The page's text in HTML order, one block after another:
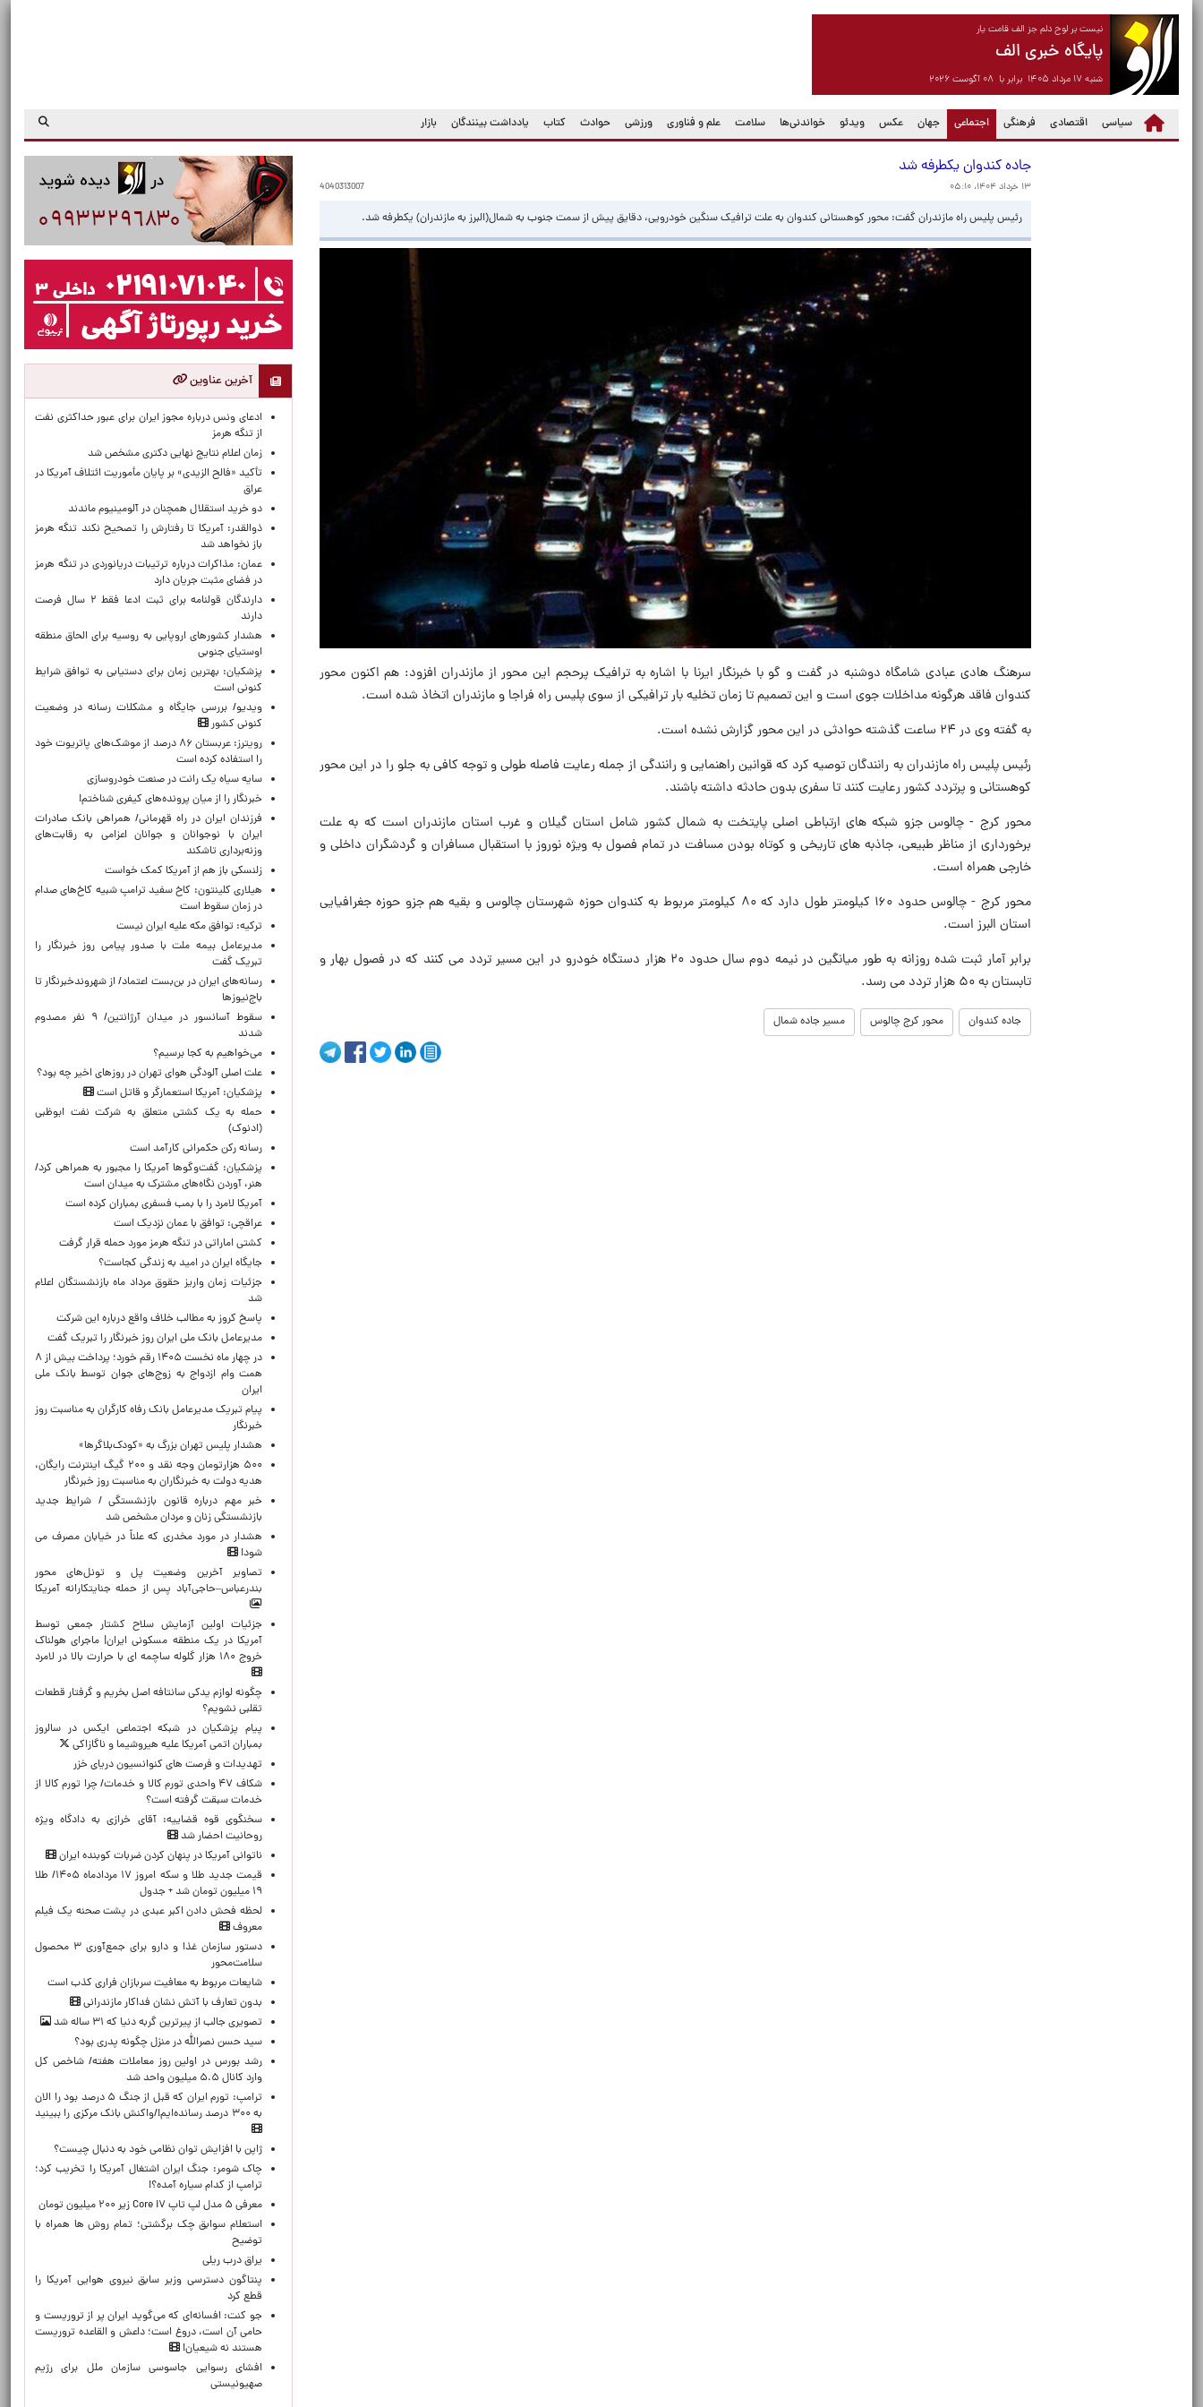
نیست بر لوح دلم جز الف قامت یار
پایگاه خبری الف
شنبه ۱۷ مرداد ۱۴۰۵ برابر با ۰۸ آگوست ۲۰۲۶
سیاسی اقتصادی فرهنگی اجتماعی
(current) جهان عکس ویدئو خواندنی‌ها سلامت علم و فناوری ورزشی حوادث کتاب یادداشت بینندگان بازار
جاده کندوان یکطرفه شد
۱۳ خرداد ۱۴۰۴، ۰۵:۱۰ 4040313007
رئیس پلیس راه مازندران گفت: محور کوهستانی کندوان به علت ترافیک سنگین خودرویی، دقایق پیش از سمت جنوب به شمال(البرز به مازندران) یکطرفه شد.
سرهنگ هادی عبادی شامگاه دوشنبه در گفت‌ و گو با خبرنگار ایرنا با اشاره به ترافیک پرحجم این محور از مازندران افزود: هم اکنون محور
کندوان فاقد هرگونه مداخلات جوی است و این تصمیم تا زمان تخلیه بار ترافیکی از سوی پلیس راه فراجا و مازندران اتخاذ شده است.
به گفته وی در ۲۴ ساعت گذشته حوادثی در این محور گزارش نشده است.
رئیس پلیس راه مازندران به رانندگان توصیه کرد که قوانین راهنمایی و رانندگی از جمله رعایت فاصله طولی و توجه کافی به جلو را در این محور
کوهستانی و پرتردد کشور رعایت کنند تا سفری بدون حادثه داشته باشند.
محور کرج - چالوس جزو شبکه های ارتباطی اصلی پایتخت به شمال کشور شامل استان گیلان و غرب استان مازندران است که به علت
برخورداری از مناظر طبیعی، جاذبه های تاریخی و کوتاه بودن مسافت در تمام فصول به ویژه نوروز با استقبال مسافران و گردشگران داخلی و
خارجی همراه است.
محور کرج - چالوس حدود ۱۶۰ کیلومتر طول دارد که ۸۰ کیلومتر مربوط به کندوان حوزه شهرستان چالوس و بقیه هم جزو حوزه جغرافیایی
استان البرز است.
برابر آمار ثبت شده روزانه به طور میانگین در نیمه دوم سال حدود ۲۰ هزار دستگاه خودرو در این مسیر تردد می کنند که در فصول بهار و
تابستان به ۵۰ هزار تردد می رسد.
جاده کندوان محور کرج چالوس مسیر جاده شمال
آخرین عناوین
ادعای ونس درباره مجوز ایران برای عبور حداکثری نفت
از تنگه هرمز
زمان اعلام نتایج نهایی دکتری مشخص شد
تأکید «فالح الزیدی» بر پایان مأموریت ائتلاف آمریکا در
عراق
دو خرید استقلال همچنان در آلومینیوم ماندند
ذوالقدر: آمریکا تا رفتارش را تصحیح نکند تنگه هرمز
باز نخواهد شد
عمان: مذاکرات درباره ترتیبات دریانوردی در تنگه هرمز
در فضای مثبت جریان دارد
دارندگان قولنامه برای ثبت ادعا فقط ۲ سال فرصت
دارند
هشدار کشورهای اروپایی به روسیه برای الحاق منطقه
اوستیای جنوبی
پزشکیان‌: بهترین زمان برای دستیابی به توافق شرایط
کنونی است
ویدیو/ بررسی جایگاه و مشکلات رسانه در وضعیت
کنونی کشور
رویترز: عربستان ۸۶ درصد از موشک‌های پاتریوت خود
را استفاده کرده است
سایه سیاه یک رانت در صنعت خودروسازی
خبرنگار را از میان پرونده‌های کیفری شناختم!
​فرزندان ایران در راه قهرمانی/ همراهی بانک صادرات
ایران با نوجوانان و جوانان اعزامی به رقابت‌های
وزنه‌برداری تاشکند
زلنسکی باز هم از آمریکا کمک خواست
هیلاری کلینتون: کاخ سفید ترامپ شبیه کاخ‌های صدام
در زمان سقوط است
ترکیه: توافق مکه علیه ایران نیست
مدیرعامل بیمه ملت با صدور پیامی روز خبرنگار را
تبریک گفت
رسانه‌های ایران در بن‌بست اعتماد/ از شهروندخبرنگار تا
باج‌نیوزها
سقوط آسانسور در میدان آرژانتین/ ۹ نفر مصدوم
شدند
می‌خواهیم به کجا برسیم؟
علت اصلی آلودگی هوای تهران در روزهای اخیر چه بود؟
پزشکیان: آمریکا استعمارگر و قاتل است
حمله به یک کشتی متعلق به شرکت نفت ابوظبی
(ادنوک)
رسانه رکن حکمرانی کارآمد است
پزشکیان: گفت‌وگوها آمریکا را مجبور به همراهی کرد/
هنر، آوردن نگاه‌های مشترک به میدان است
آمریکا لامرد را با بمب فسفری بمباران کرده است
عراقچی: توافق با عمان نزدیک است
کشتی اماراتی در تنگه هرمز مورد حمله قرار گرفت
جایگاه ایران در امید به زندگی کجاست؟
جزئیات زمان واریز حقوق مرداد ماه بازنشستگان اعلام
شد
پاسخ کروز به مطالب خلاف واقع درباره این شرکت
مدیرعامل بانک ملی ایران روز خبرنگار را تبریک گفت
در چهار ماه نخست ۱۴۰۵ رقم خورد؛ پرداخت بیش از ۸
همت وام ازدواج به زوج‌های جوان توسط بانک ملی
ایران
پیام تبریک مدیرعامل بانک رفاه کارگران به مناسبت روز
خبرنگار
هشدار پلیس تهران بزرگ به «کودک‌بلاگرها»
۵۰۰ هزارتومان وجه نقد و ۲۰۰ گیگ اینترنت رایگان،
هدیه دولت به خبرنگاران به مناسبت روز خبرنگار
خبر مهم درباره قانون بازنشستگی / شرایط جدید
بازنشستگی زنان و مردان مشخص شد
هشدار در مورد مخدری که علناً در خیابان مصرف می
شود!
تصاویر آخرین وضعیت پل و تونل‌های محور
بندرعباس–حاجی‌آباد پس از حمله جنایتکارانه آمریکا
جزئیات اولین آزمایش سلاح کشتار جمعی توسط
آمریکا در یک منطقه مسکونی ایران| ماجرای هولناک
خروج ۱۸۰ هزار گلوله ساچمه ای با حرارت بالا در لامرد
چگونه لوازم یدکی سانتافه اصل بخریم و گرفتار قطعات
تقلبی نشویم؟
پیام پزشکیان در شبکه اجتماعی ایکس در سالروز
بمباران اتمی آمریکا علیه هیروشیما و ناگازاکی
تهدیدات و فرصت های کنوانسیون دریای خزر
شکاف ۴۷ واحدی تورم کالا و خدمات/ چرا تورم کالا از
خدمات سبقت گرفته است؟
سخنگوی قوه قضاییه: آقای خرازی به دادگاه ویژه
روحانیت احضار شد
ناتوانی آمریکا در پنهان کردن ضربات کوبنده ایران
قیمت جدید طلا و سکه امروز ۱۷ مردادماه ۱۴۰۵/ طلا
۱۹ میلیون تومان شد + جدول
لحظه‌ فحش دادن اکبر عبدی در پشت صحنه یک فیلم
معروف
دستور سازمان غذا و دارو برای جمع‌آوری ۳ محصول
سلامت‌محور
شایعات مربوط به معافیت سربازان فراری کذب است
بدون تعارف با آتش نشان فداکار مازندرانی
تصویری جالب از پیرترین گربه دنیا که ۳۱ ساله شد
سید حسن نصرالله در منزل چگونه پدری بود؟
رشد بورس در اولین روز معاملات هفته/ شاخص کل
وارد کانال ۵.۵ میلیون واحد شد
ترامپ: تورم ایران که قبل از جنگ ۵ درصد بود را الان
به ۳۰۰ درصد رسانده‌ایم!/واکنش بانک مرکزی را ببینید
ژاپن با افزایش توان نظامی خود به دنبال چیست؟
چاک شومر: جنگ ایران اشتغال آمریکا را تخریب کرد؛
ترامپ از کدام سیاره آمده؟!
معرفی ۵ مدل لپ تاپ Core i۷ زیر ۲۰۰ میلیون تومان
استعلام سوابق چک برگشتی؛ تمام روش ها همراه با
توضیح
یراق درب ریلی
پنتاگون دسترسی وزیر سابق نیروی هوایی آمریکا را
قطع کرد
جو کنت: افسانه‌ای که می‌گوید ایران پر از تروریست و
حامی آن است، دروغ است؛ داعش و القاعده تروریست
هستند نه شیعیان!
افشای رسوایی جاسوسی سازمان ملل برای رژیم
صهیونیستی